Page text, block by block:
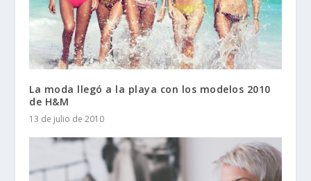
La moda llegó a la playa con los modelos 2010
de H&M
13 de julio de 2010